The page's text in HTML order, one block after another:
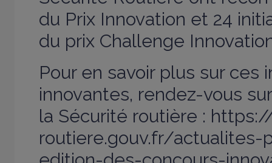
du Prix Innovation et 24
du prix Challenge
Pour en savoir plus sur ces
innovantes, rendez-vous
la Sécurité routière :
routiere.gouv.fr/